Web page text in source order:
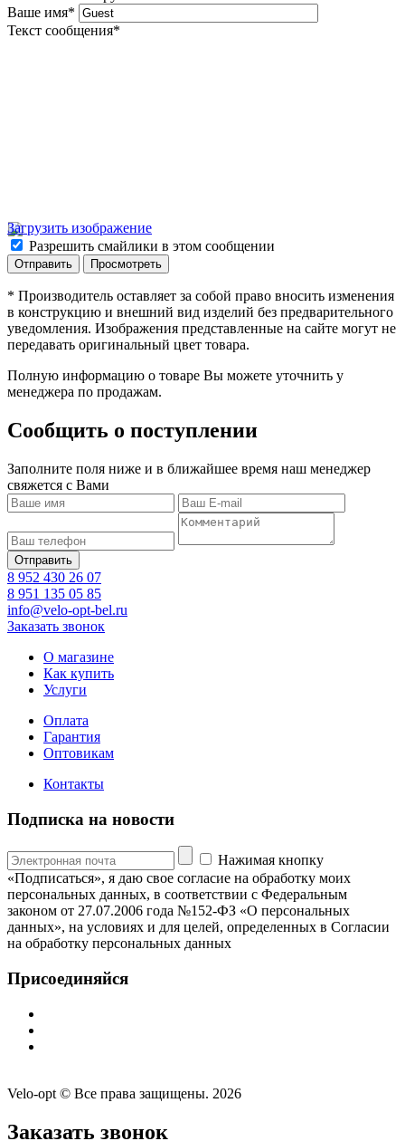
Ваше имя*
Текст сообщения*
Загрузить изображение
Разрешить смайлики в этом сообщении
* Производитель оставляет за собой право вносить изменения
в конструкцию и внешний вид изделий без предварительного
уведомления. Изображения представленные на сайте могут не
передавать оригинальный цвет товара.
Полную информацию о товаре Вы можете уточнить у
менеджера по продажам.
Сообщить о поступлении
Заполните поля ниже и в ближайшее время наш менеджер
свяжется с Вами
8 952 430 26 07
8 951 135 05 85
info@velo-opt-bel.ru
Заказать звонок
О магазине
Как купить
Услуги
Оплата
Гарантия
Оптовикам
Контакты
Подписка на новости
Нажимая кнопку
«Подписаться», я даю свое согласие на обработку моих
персональных данных, в соответствии с Федеральным
законом от 27.07.2006 года №152-ФЗ «О персональных
данных», на условиях и для целей, определенных в Согласии
на обработку персональных данных
Присоединяйся
Velo-opt © Все права защищены. 2026
Заказать звонок